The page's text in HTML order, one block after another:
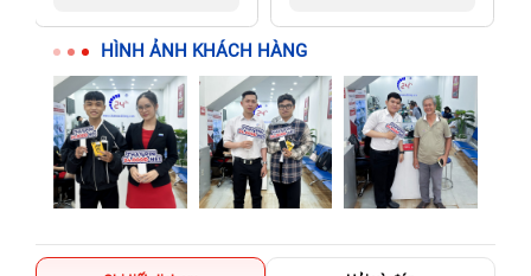
HÌNH ẢNH KHÁCH HÀNG